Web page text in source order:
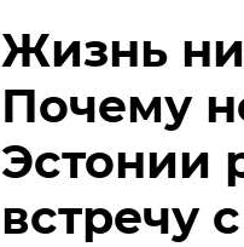
Жизнь
Почему
Эстонии
встречу